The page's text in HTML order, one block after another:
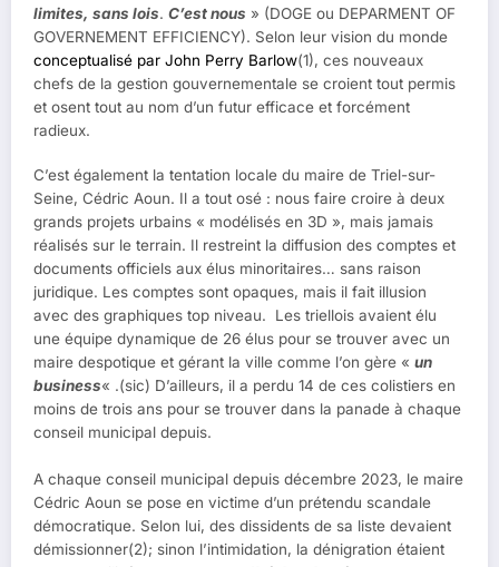
limites, sans lois. C’est nous » (DOGE ou DEPARMENT OF
GOVERNEMENT EFFICIENCY). Selon leur vision du monde
conceptualisé par John Perry Barlow(1), ces nouveaux
chefs de la gestion gouvernementale se croient tout permis
et osent tout au nom d’un futur efficace et forcément
radieux.
C’est également la tentation locale du maire de Triel-sur-
Seine, Cédric Aoun. Il a tout osé : nous faire croire à deux
grands projets urbains « modélisés en 3D », mais jamais
réalisés sur le terrain. Il restreint la diffusion des comptes et
documents officiels aux élus minoritaires… sans raison
juridique. Les comptes sont opaques, mais il fait illusion
avec des graphiques top niveau. Les triellois avaient élu
une équipe dynamique de 26 élus pour se trouver avec un
maire despotique et gérant la ville comme l’on gère « un
business« .(sic) D’ailleurs, il a perdu 14 de ces colistiers en
moins de trois ans pour se trouver dans la panade à chaque
conseil municipal depuis.
A chaque conseil municipal depuis décembre 2023, le maire
Cédric Aoun se pose en victime d’un prétendu scandale
démocratique. Selon lui, des dissidents de sa liste devaient
démissionner(2); sinon l’intimidation, la dénigration étaient